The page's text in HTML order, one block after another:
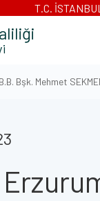
T.C.
Bşk. Mehmet